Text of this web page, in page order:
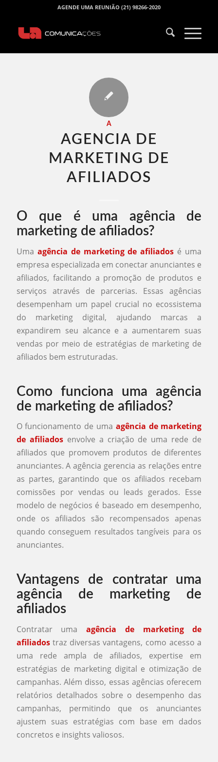
AGENDE UMA REUNIÃO (21) 98266-2020
A
AGENCIA DE
MARKETING DE
AFILIADOS​
O que é uma agência de
marketing de afiliados?
Uma agência de marketing de afiliados é uma
empresa especializada em conectar anunciantes e
afiliados, facilitando a promoção de produtos e
serviços através de parcerias. Essas agências
desempenham um papel crucial no ecossistema
do marketing digital, ajudando marcas a
expandirem seu alcance e a aumentarem suas
vendas por meio de estratégias de marketing de
afiliados bem estruturadas.
Como funciona uma agência
de marketing de afiliados?
O funcionamento de uma agência de marketing
de afiliadosenvolve a criação de uma rede de
afiliados que promovem produtos de diferentes
anunciantes. A agência gerencia as relações entre
as partes, garantindo que os afiliados recebam
comissões por vendas ou leads gerados. Esse
modelo de negócios é baseado em desempenho,
onde os afiliados são recompensados apenas
quando conseguem resultados tangíveis para os
anunciantes.
Vantagens de contratar uma
agência de marketing de
afiliados
Contratar umaagência de marketing de
afiliadostraz diversas vantagens, como acesso a
uma rede ampla de afiliados, expertise em
estratégias de marketing digital e otimização de
campanhas. Além disso, essas agências oferecem
relatórios detalhados sobre o desempenho das
campanhas, permitindo que os anunciantes
ajustem suas estratégias com base em dados
concretos e insights valiosos.